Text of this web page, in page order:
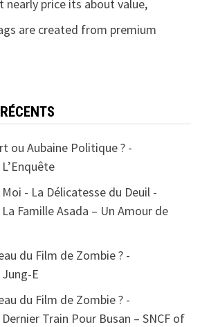
nearly price its about value,
are created from premium
ou Aubaine Politique ? -
L’Enquête
- La Délicatesse du Deuil -
La Famille Asada – Un Amour de
du Film de Zombie ? -
Jung-E
du Film de Zombie ? -
Dernier Train Pour Busan – SNCF of